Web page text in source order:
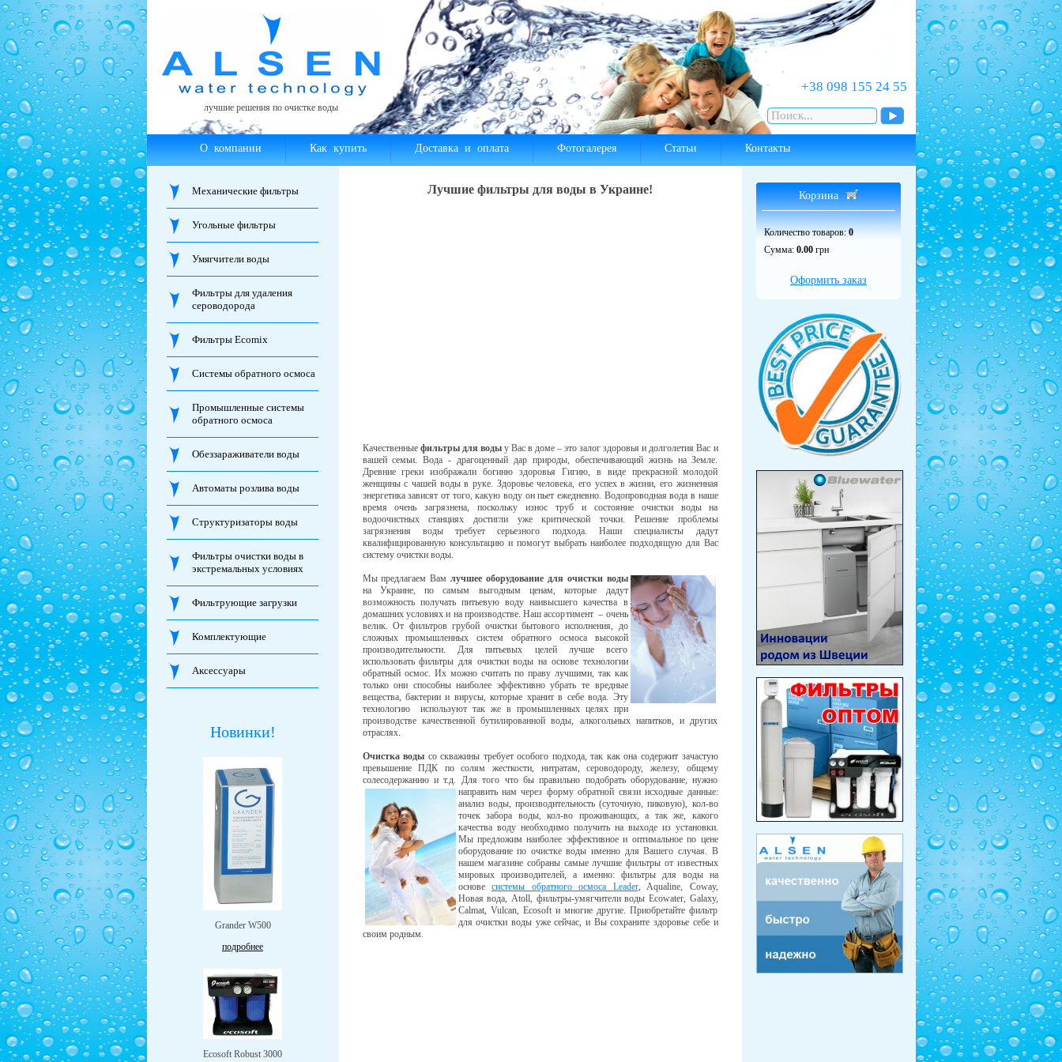
лучшие решения по очистке воды
‎+38 098 155 24 55
О компании Как купить Доставка и оплата Фотогалерея Статьи Контакты
Механические фильтры
Угольные фильтры
Умягчители воды
Фильтры для удаления
сероводорода
Фильтры Ecomix
Системы обратного осмоса
Промышленные системы
обратного осмоса
Обеззараживатели воды
Автоматы розлива воды
Структуризаторы воды
Фильтры очистки воды в
экстремальных условиях
Фильтрующие загрузки
Комплектующие
Аксессуары
Новинки!
Grander W500
подробнее
Ecosoft Robust 3000
Лучшие фильтры для воды в Украине!
Качественные фильтры для водыу Вас в доме – это залог здоровья и долголетия Вас и
вашей семьи. Вода - драгоценный дар природы, обеспечивающий жизнь на Земле.
Древние греки изображали богиню здоровья Гигию, в виде прекрасной молодой
женщины с чашей воды в руке. Здоровье человека, его успех в жизни, его жизненная
энергетика зависят от того, какую воду он пьет ежедневно. Водопроводная вода в наше
время очень загрязнена, поскольку износ труб и состояние очистки воды на
водоочистных станциях достигли уже критической точки. Решение проблемы
загрязнения воды требует серьезного подхода. Наши специалисты дадут
квалифицированную консультацию и помогут выбрать наиболее подходящую для Вас
систему очистки воды.
Мы предлагаем Вамлучшее оборудование для очистки воды
на Украине, по самым выгодным ценам, которые дадут
возможность получать питьевую воду наивысшего качества в
домашних условиях и на производстве. Наш ассортимент – очень
велик. От фильтров грубой очистки бытового исполнения, до
сложных промышленных систем обратного осмоса высокой
производительности. Для питьевых целей лучше всего
использовать фильтры для очистки воды на основе технологии
обратный осмос. Их можно считать по праву лучшими, так как
только они способны наиболее эффективно убрать те вредные
вещества, бактерии и вирусы, которые хранит в себе вода. Эту
технологию используют так же в промышленных целях при
производстве качественной бутилированной воды, алкогольных напитков, и других
отраслях.
Очистка воды со скважины требует особого подхода, так как она содержит зачастую
превышение ПДК по солям жесткости, нитратам, сероводороду, железу, общему
солесодержанию и т.д. Для того что бы правильно подобрать оборудование, нужно
направить нам через формуобратной связи исходные данные:
анализ воды, производительность (суточную, пиковую), кол-во
точек забора воды, кол-во проживающих, а так же, какого
качества воду необходимо получить на выходе из установки.
Мы предложим наиболее эффективное и оптимальное по цене
оборудование по очистке воды именно для Вашего случая. В
нашем магазине собраны самые лучшие фильтры от известных
мировых производителей, а именно: фильтры для воды на
основе системы обратного осмоса Leader, Aqualine, Coway,
Новая вода, Atoll, фильтры-умягчители воды Ecowater, Galaxy,
Calmat, Vulcan, Ecosoft и многие другие. Приобретайте фильтр
для очистки воды уже сейчас, и Вы сохраните здоровье себе и
своим родным.
Корзина
Количество товаров: 0
Сумма: 0.00 грн
Оформить заказ